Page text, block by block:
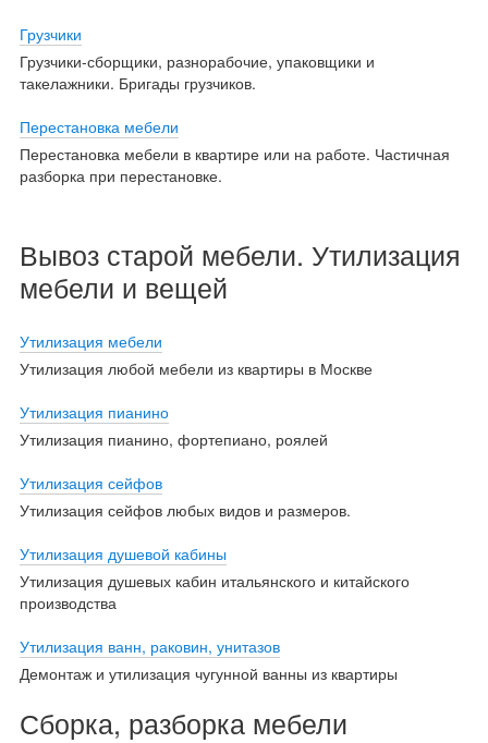
Грузчики
Грузчики-сборщики, разнорабочие, упаковщики и
такелажники. Бригады грузчиков.
Перестановка мебели
Перестановка мебели в квартире или на работе. Частичная
разборка при перестановке.
Вывоз старой мебели. Утилизация
мебели и вещей
Утилизация мебели
Утилизация любой мебели из квартиры в Москве
Утилизация пианино
Утилизация пианино, фортепиано, роялей
Утилизация сейфов
Утилизация сейфов любых видов и размеров.
Утилизация душевой кабины
Утилизация душевых кабин итальянского и китайского
производства
Утилизация ванн, раковин, унитазов
Демонтаж и утилизация чугунной ванны из квартиры
Сборка, разборка мебели